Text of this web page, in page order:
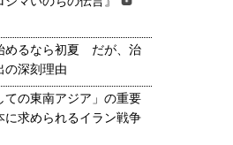
めるなら初夏 だが、治
の深刻理由
ての東南アジア」の重要
求められるイラン戦争